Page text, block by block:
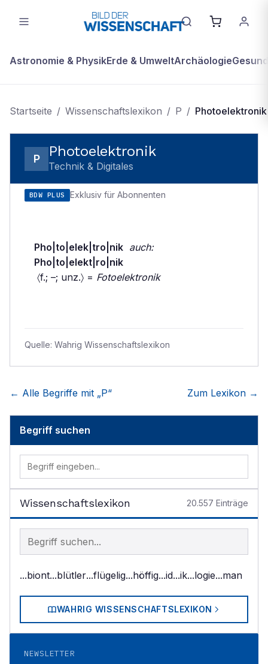
Astronomie & PhysikErde & UmweltArchäologie
Startseite / Wissenschaftslexikon / P / Photoelektronik
P Photoelektronik
Technik & Digitales
BDW PLUS Exklusiv für Abonnenten
Pho|to|elek|tro|nik auch:
Pho|to|elekt|ro|nik
〈f.; –; unz.〉 = Fotoelektronik
Quelle: Wahrig Wissenschaftslexikon
← Alle Begriffe mit „P“ Zum Lexikon →
Begriff suchen
Wissenschaftslexikon 20.557 Einträge
Begriff im Lexikon suchen
...biont...blütler...flügelig...höffig...id...ik...logie...man
WAHRIG WISSENSCHAFTSLEXIKON
NEWSLETTER